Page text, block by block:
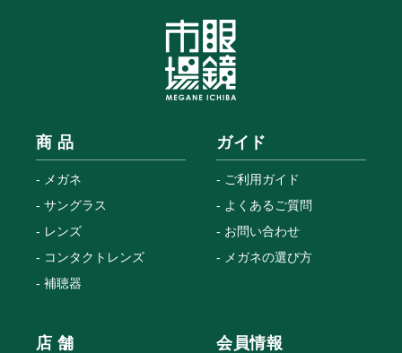
商 品
メガネ
サングラス
レンズ
コンタクトレンズ
補聴器
ガイド
ご利用ガイド
よくあるご質問
お問い合わせ
メガネの選び方
店 舗 会員情報